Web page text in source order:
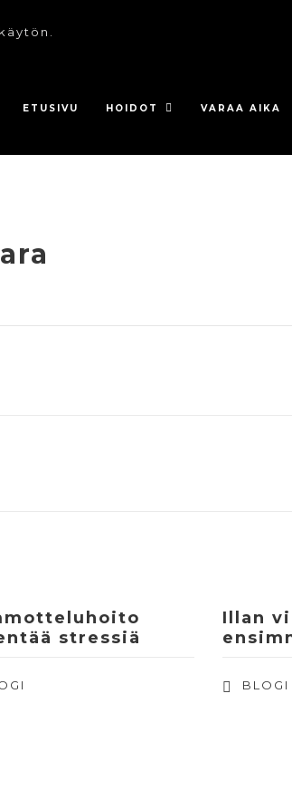
ETUSIVU HOIDOT VARAA AIKA
stressiä
Illan
BLOGI